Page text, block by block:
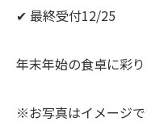
✔︎ 最終受付12/25⠀
年末年始の食卓に彩
※お写真はイメージ